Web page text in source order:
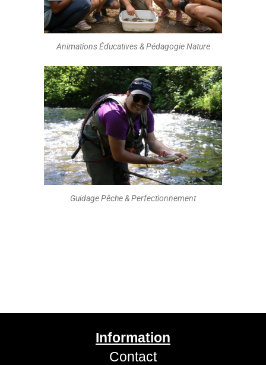
Animations Éducatives & Pédagogie Nature
Guidage Pêche & Perfectionnement
Information
Contact